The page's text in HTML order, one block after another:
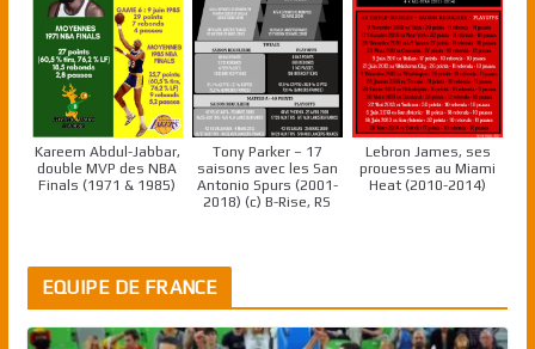
Kareem Abdul-Jabbar,
double MVP des NBA
Finals (1971 & 1985)
Tony Parker – 17
saisons avec les San
Antonio Spurs (2001-
2018) (c) B-Rise, RS
Lebron James, ses
prouesses au Miami
Heat (2010-2014)
EQUIPE DE FRANCE